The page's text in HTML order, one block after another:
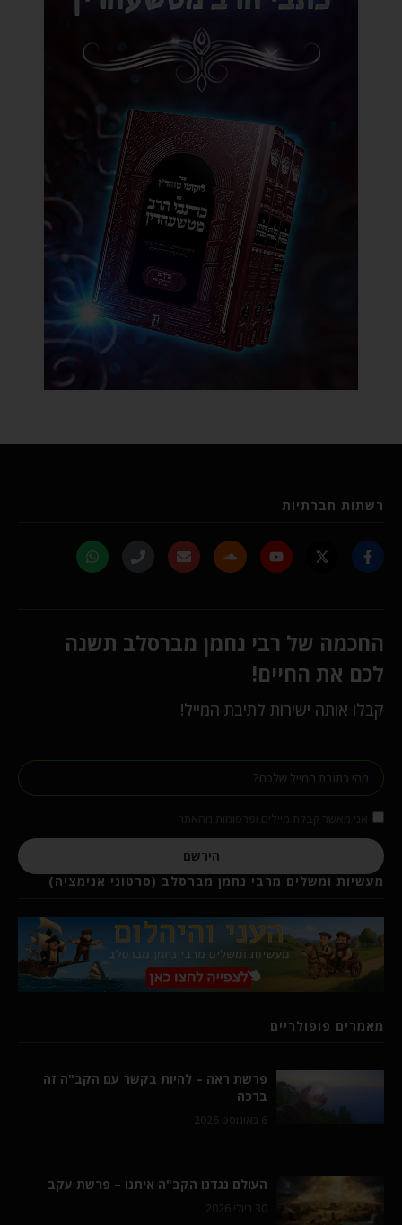
רשתות חברתיות
החכמה של רבי נחמן מברסלב תשנה
לכם את החיים!
קבלו אותה ישירות לתיבת המייל!
הירשם
מעשיות ומשלים מרבי נחמן מברסלב (סרטוני אנימציה)
מאמרים פופולריים
פרשת ראה – להיות בקשר עם הקב"ה זה
ברכה
6 באוגוסט 2026
העולם נגדנו הקב"ה איתנו – פרשת עקב
30 ביולי 2026